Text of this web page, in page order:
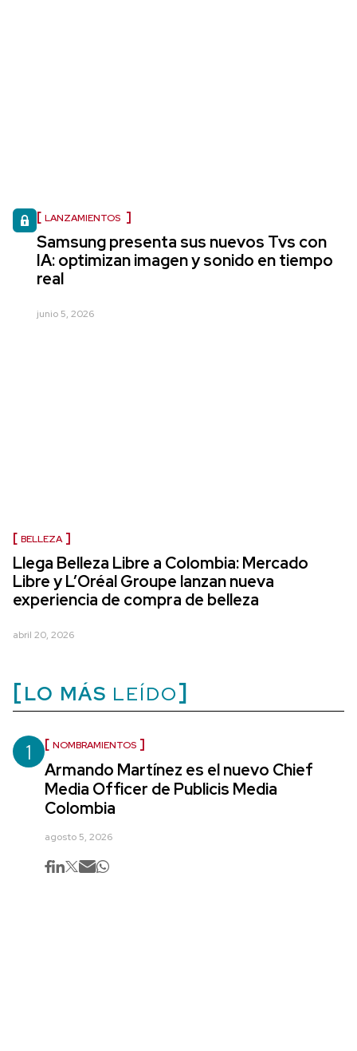
LANZAMIENTOS
Samsung presenta sus nuevos Tvs con
IA: optimizan imagen y sonido en tiempo
real
junio 5, 2026
BELLEZA
Llega Belleza Libre a Colombia: Mercado
Libre y L’Oréal Groupe lanzan nueva
experiencia de compra de belleza
abril 20, 2026
LO MÁS LEÍDO
1 NOMBRAMIENTOS
Armando Martínez es el nuevo Chief
Media Officer de Publicis Media
Colombia
agosto 5, 2026